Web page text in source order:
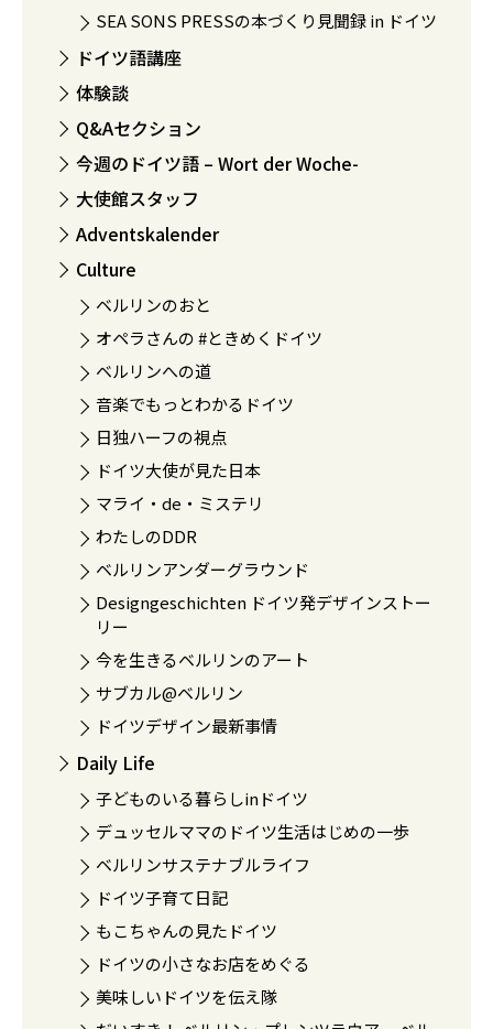
SEA SONS PRESSの本づくり見聞録 in ドイツ
ドイツ語講座
体験談
Q&Aセクション
今週のドイツ語 – Wort der Woche-
大使館スタッフ
Adventskalender
Culture
ベルリンのおと
オペラさんの #ときめくドイツ
ベルリンへの道
音楽でもっとわかるドイツ
日独ハーフの視点
ドイツ大使が見た日本
マライ・de・ミステリ
わたしのDDR
ベルリンアンダーグラウンド
Designgeschichten ドイツ発デザインストー
リー
今を生きるベルリンのアート
サブカル@ベルリン
ドイツデザイン最新事情
Daily Life
子どものいる暮らしinドイツ
デュッセルママのドイツ生活はじめの一歩
ベルリンサステナブルライフ
ドイツ子育て日記
もこちゃんの見たドイツ
ドイツの小さなお店をめぐる
美味しいドイツを伝え隊